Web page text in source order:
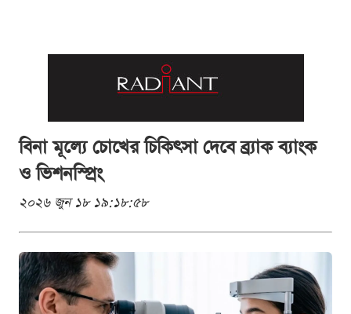
বিনা মূল্যে চোখের চিকিৎসা দেবে ব্র্যাক ব্যাংক
ও ভিশনস্প্রিং
২০২৬ জুন ১৮ ১৯:১৮:৫৮